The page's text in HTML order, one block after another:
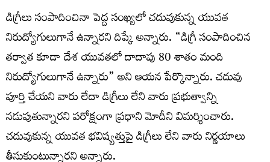
డిగ్రీలు సంపాదించినా పెద్ద సంఖ్యలో చదువుకున్న యువత
నిరుద్యోగులుగానే ఉన్నారని దిప్కే అన్నారు. “డిగ్రీ సంపాదించిన
తర్వాత కూడా దేశ యువతలో దాదాపు 80 శాతం మంది
నిరుద్యోగులుగానే ఉన్నారు” అని ఆయన పేర్కొన్నారు. చదువు
పూర్తి చేయని వారు లేదా డిగ్రీలు లేని వారు ప్రభుత్వాన్ని
నడుపుతున్నారని పరోక్షంగా ప్రధాని మోదీని విమర్శించారు.
చదువుకున్న యువత భవిష్యత్తుపై డిగ్రీలు లేని వారు నిర్ణయాలు